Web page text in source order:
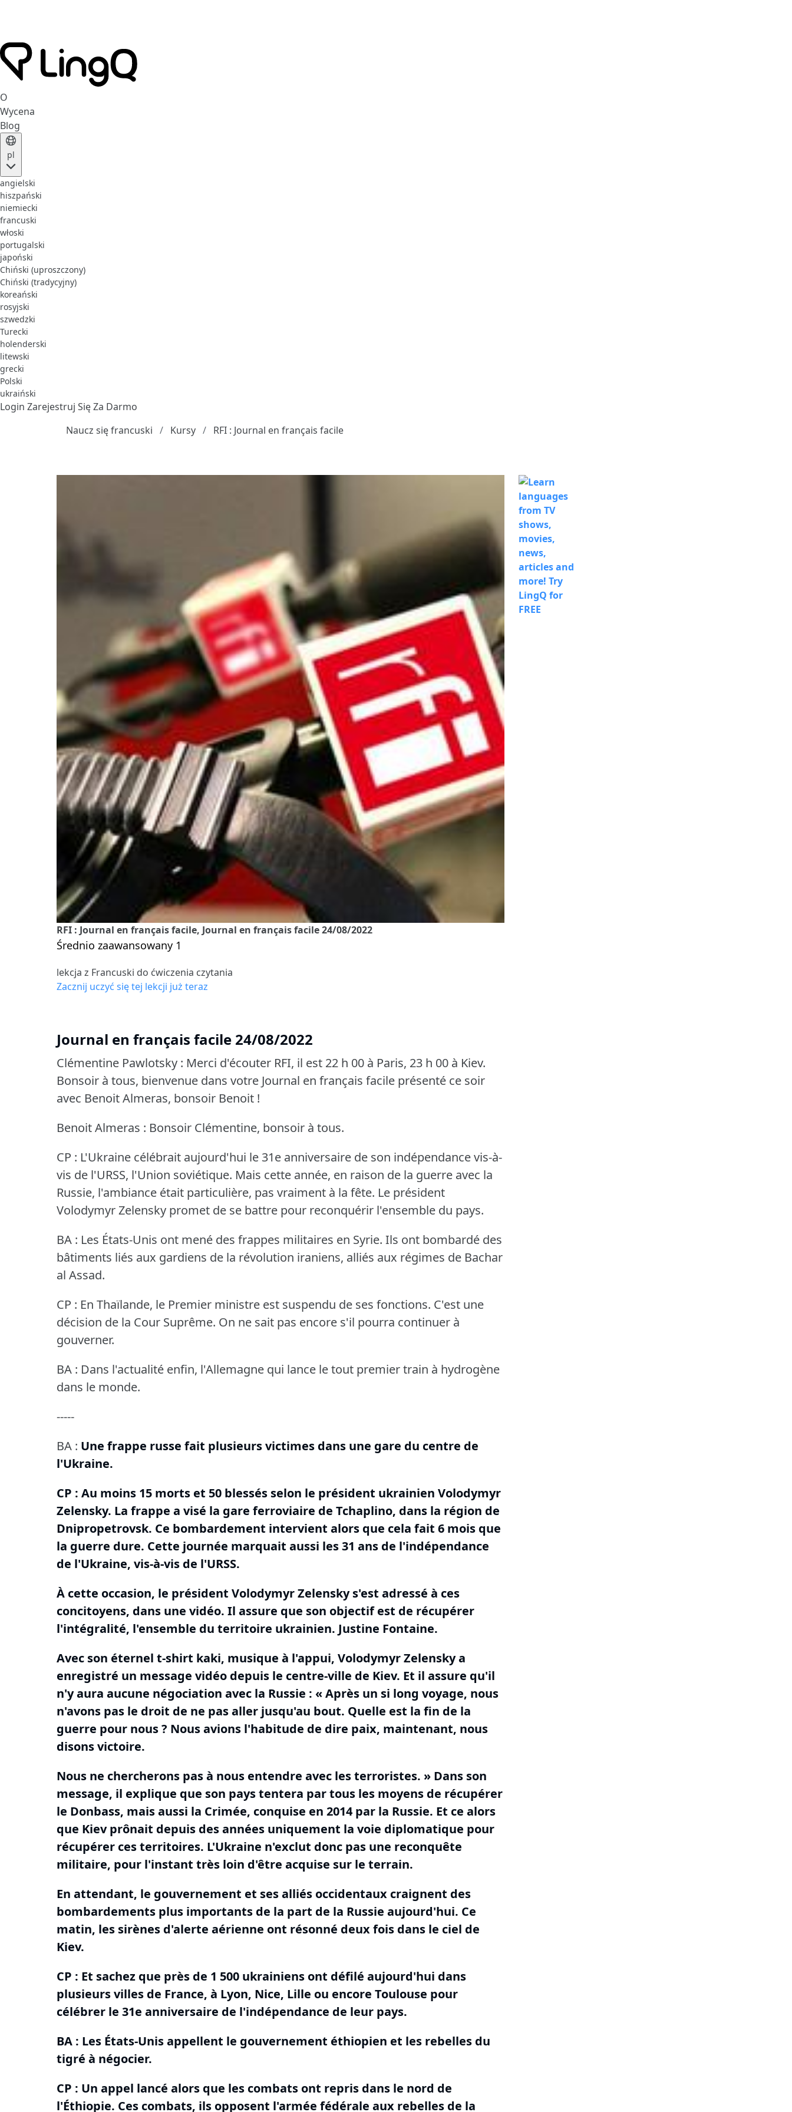
O
Wycena
Blog
pl
angielski
hiszpański
niemiecki
francuski
włoski
portugalski
japoński
Chiński (uproszczony)
Chiński (tradycyjny)
koreański
rosyjski
szwedzki
Turecki
holenderski
litewski
grecki
Polski
ukraiński
Login Zarejestruj Się Za Darmo
Naucz się francuski
Kursy RFI : Journal en français facile
RFI : Journal en français facile, Journal en français facile 24/08/2022
Średnio zaawansowany 1
lekcja z Francuski do ćwiczenia czytania
Zacznij uczyć się tej lekcji już teraz
Journal en français facile 24/08/2022
Clémentine Pawlotsky : Merci d'écouter RFI, il est 22 h 00 à Paris, 23 h 00 à Kiev.
Bonsoir à tous, bienvenue dans votre Journal en français facile présenté ce soir
avec Benoit Almeras, bonsoir Benoit !
Benoit Almeras : Bonsoir Clémentine, bonsoir à tous.
CP : L'Ukraine célébrait aujourd'hui le 31e anniversaire de son indépendance vis-à-
vis de l'URSS, l'Union soviétique. Mais cette année, en raison de la guerre avec la
Russie, l'ambiance était particulière, pas vraiment à la fête. Le président
Volodymyr Zelensky promet de se battre pour reconquérir l'ensemble du pays.
BA : Les États-Unis ont mené des frappes militaires en Syrie. Ils ont bombardé des
bâtiments liés aux gardiens de la révolution iraniens, alliés aux régimes de Bachar
al Assad.
CP : En Thaïlande, le Premier ministre est suspendu de ses fonctions. C'est une
décision de la Cour Suprême. On ne sait pas encore s'il pourra continuer à
gouverner.
BA : Dans l'actualité enfin, l'Allemagne qui lance le tout premier train à hydrogène
dans le monde.
-----
BA : Une frappe russe fait plusieurs victimes dans une gare du centre de
l'Ukraine.
CP : Au moins 15 morts et 50 blessés selon le président ukrainien Volodymyr
Zelensky. La frappe a visé la gare ferroviaire de Tchaplino, dans la région de
Dnipropetrovsk. Ce bombardement intervient alors que cela fait 6 mois que
la guerre dure. Cette journée marquait aussi les 31 ans de l'indépendance
de l'Ukraine, vis-à-vis de l'URSS.
À cette occasion, le président Volodymyr Zelensky s'est adressé à ces
concitoyens, dans une vidéo. Il assure que son objectif est de récupérer
l'intégralité, l'ensemble du territoire ukrainien. Justine Fontaine.
Avec son éternel t-shirt kaki, musique à l'appui, Volodymyr Zelensky a
enregistré un message vidéo depuis le centre-ville de Kiev. Et il assure qu'il
n'y aura aucune négociation avec la Russie : « Après un si long voyage, nous
n'avons pas le droit de ne pas aller jusqu'au bout. Quelle est la fin de la
guerre pour nous ? Nous avions l'habitude de dire paix, maintenant, nous
disons victoire.
Nous ne chercherons pas à nous entendre avec les terroristes. » Dans son
message, il explique que son pays tentera par tous les moyens de récupérer
le Donbass, mais aussi la Crimée, conquise en 2014 par la Russie. Et ce alors
que Kiev prônait depuis des années uniquement la voie diplomatique pour
récupérer ces territoires. L'Ukraine n'exclut donc pas une reconquête
militaire, pour l'instant très loin d'être acquise sur le terrain.
En attendant, le gouvernement et ses alliés occidentaux craignent des
bombardements plus importants de la part de la Russie aujourd'hui. Ce
matin, les sirènes d'alerte aérienne ont résonné deux fois dans le ciel de
Kiev.
CP : Et sachez que près de 1 500 ukrainiens ont défilé aujourd'hui dans
plusieurs villes de France, à Lyon, Nice, Lille ou encore Toulouse pour
célébrer le 31e anniversaire de l'indépendance de leur pays.
BA : Les États-Unis appellent le gouvernement éthiopien et les rebelles du
tigré à négocier.
CP : Un appel lancé alors que les combats ont repris dans le nord de
l'Éthiopie. Ces combats, ils opposent l'armée fédérale aux rebelles de la